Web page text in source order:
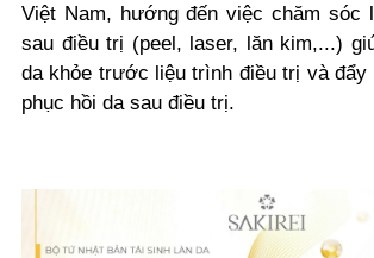
Việt Nam, hướng đến việc chăm sóc
sau điều trị (peel, laser, lăn kim,...)
da khỏe trước liệu trình điều trị và đẩy
phục hồi da sau điều trị.